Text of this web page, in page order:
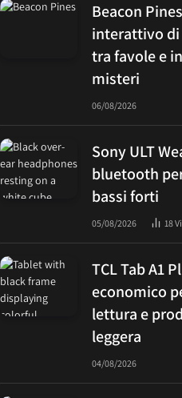
Beacon
interattivo
tra favole e
misteri
06/08/2026
Sony ULT
bluetooth
bassi forti
05/08/2026 18
TCL Tab A1
economico
lettura e
leggera
04/08/2026